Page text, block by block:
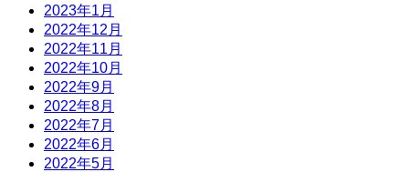
2023年1月
2022年12月
2022年11月
2022年10月
2022年9月
2022年8月
2022年7月
2022年6月
2022年5月